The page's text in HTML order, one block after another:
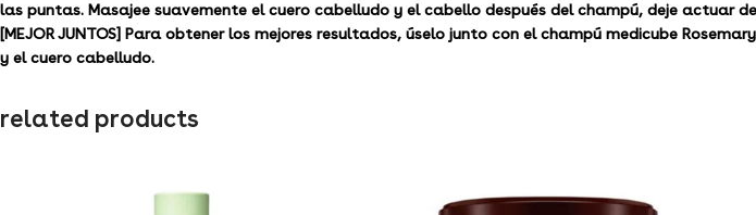
las puntas. Masajee suavemente el cuero cabelludo y el cabello después del champú, deje actuar
[MEJOR JUNTOS] Para obtener los mejores resultados, úselo junto con el champú medicube
y el cuero cabelludo.
related products